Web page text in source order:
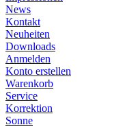
News
Kontakt
Neuheiten
Downloads
Anmelden
Konto erstellen
Warenkorb
Service
Korrektion
Sonne